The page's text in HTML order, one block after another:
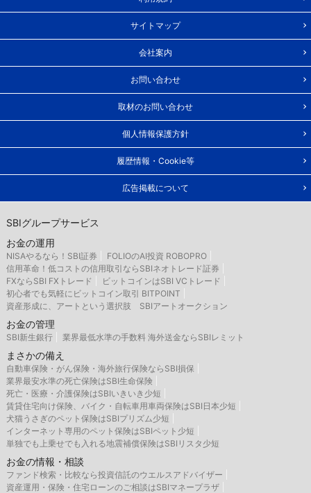
サイトマップ
会社案内
お問い合わせ
取材のお問い合わせ
個人情報保護方針
履歴情報・Cookie等
広告掲載について
SBIグループサービス
お金の運用
NISAやるなら！SBI証券
FOLIOのAI投資 ROBOPRO
信用革命！低コストの信用取引ならSBIネオトレード証券
FXならSBI FXトレード
ビットコインはSBI VCトレード
初心者でも気軽にビットコイン取引 BITPOINT
資産形成に、アートという選択肢 SBIアートオークション
お金の管理
SBI新生銀行 業界最低水準の手数料 海外送金ならSBIレミット
まさかの備え
自動車保険・がん保険・海外旅行保険ならSBI損保
業界最安水準の死亡保険はSBI生命保険
死亡・医療・介護保険はSBIいきいき少短
賃貸住宅向け保険、バイク・自転車用車両保険はSBI日本少短
犬猫うさぎのペット保険はSBIプリズム少短
インターネット専用のペット保険はSBIペット少短
単独でも上乗せでも入れる地震補償保険はSBIリスタ少短
お金の情報・相談
ファンド検索・比較なら投資信託のウエルスアドバイザー
資産運用・保険・住宅ローンのご相談はSBIマネープラザ